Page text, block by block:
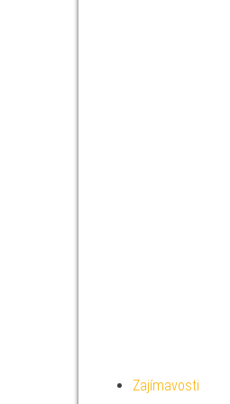
Zajímavosti